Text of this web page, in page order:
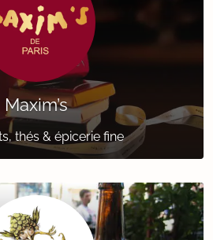
Maxim’s
thés & épicerie fine